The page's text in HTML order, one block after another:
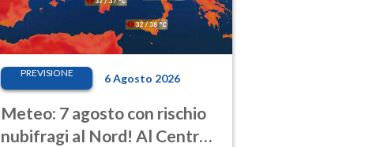
PREVISIONE 6 Agosto 2026
Meteo: 7 agosto con rischio
nubifragi al Nord! Al Centro-